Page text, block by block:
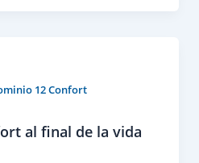
12 Confort
al final de la vida